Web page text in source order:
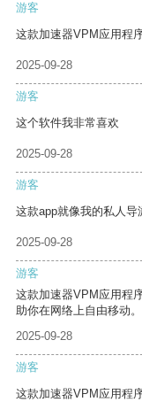
游客
这款加速器VPM应用程
2025-09-28
游客
这个软件我非常喜欢
2025-09-28
游客
这款app就像我的私人导
2025-09-28
游客
这款加速器VPM应用程
助你在网络上自由移动。
2025-09-28
游客
这款加速器VPM应用程